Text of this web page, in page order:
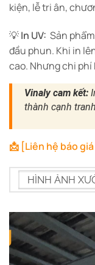
kiện, lễ tri ân,
💡In UV: Sản
đầu phun. Khi in
cao. Nhưng chi phí
Vinaly cam kết:
thành cạnh
📩 [Liên hệ báo
HÌNH ẢNH